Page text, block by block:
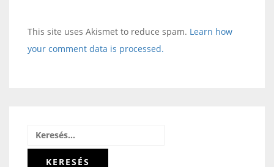
This site uses Akismet to reduce spam. Learn how
your comment data is processed.
Keresés: